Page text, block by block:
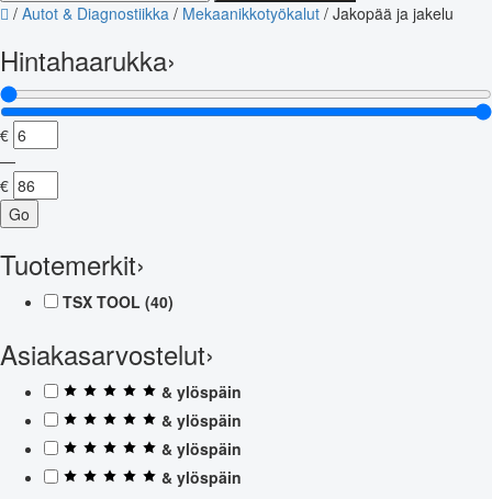
/ Autot & Diagnostiikka / Mekaanikkotyökalut / Jakopää ja jakelu
Hintahaarukka›
€
—
€
Go
Tuotemerkit›
TSX TOOL (40)
Asiakasarvostelut›
& ylöspäin
& ylöspäin
& ylöspäin
& ylöspäin